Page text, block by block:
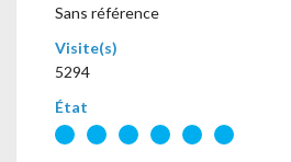
Sans référence
Visite(s)
5294
État